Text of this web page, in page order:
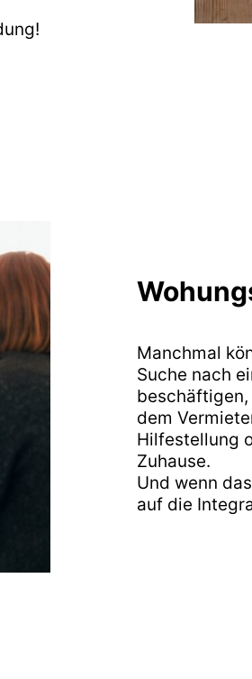
Manchmal
Suche nach
beschäftigen,
dem
Hilfestellung
Zuhause.
Und wenn
auf die